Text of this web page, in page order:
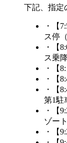
下記、指定
・【
ス停
・【
ス乗
・【
・【
・【
第1駐
・【
ゾート
・【